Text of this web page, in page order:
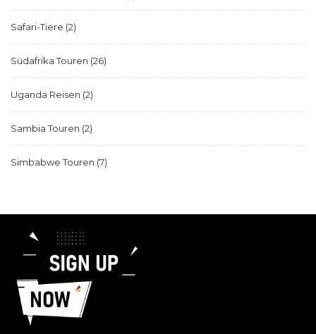
Safari-Tiere (2)
Südafrika Touren (26)
Uganda Reisen (2)
Sambia Touren (2)
Simbabwe Touren (7)